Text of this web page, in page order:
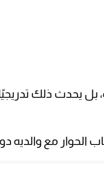
بل يحدث ذلك
الحوار مع والديه